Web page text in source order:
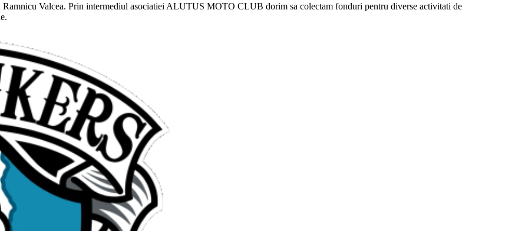
Valcea. Prin intermediul asociatiei ALUTUS MOTO CLUB dorim sa colectam fonduri pentru diverse activitati de